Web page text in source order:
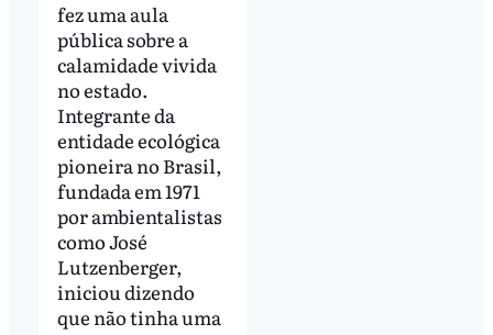
fez uma aula
pública sobre a
calamidade vivida
no estado.
Integrante da
entidade ecológica
pioneira no Brasil,
fundada em 1971
por ambientalistas
como José
Lutzenberger,
iniciou dizendo
que não tinha uma